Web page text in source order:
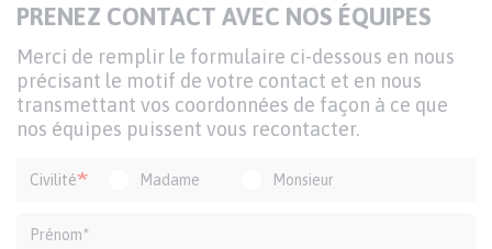
TITRE
FORMULAIRE
PRENEZ CONTACT AVEC NOS ÉQUIPES
Texte
d'introduction
Merci de remplir le formulaire ci-dessous en nous
précisant le motif de votre contact et en nous
transmettant vos coordonnées de façon à ce que
nos équipes puissent vous recontacter.
Formulaire
Civilité Madame Monsieur